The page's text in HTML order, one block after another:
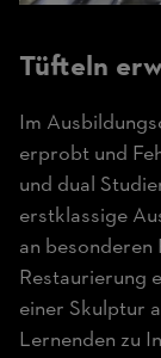
Tüfteln
Im
erprobt und
und dual
erstklassige
an
Restaurierung
einer Skulptur
Lernenden zu